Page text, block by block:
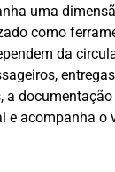
uma
como
da
a
e acompanha o